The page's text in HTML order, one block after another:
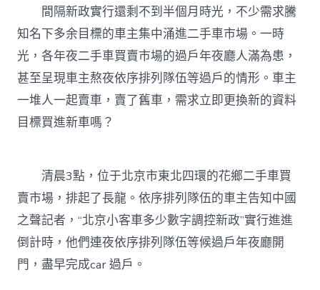
排
列
隊
伍
億
嵐
系
中
間隔新政實行還剩不到半個月時光，不少需求騰
知名下多余目標的車主集中涌進二手車市場。一時
光，各年夜二手車買賣市場的過戶年夜廳人滿為患，
甚至呈現車主熬夜依序排列隊伍等過戶的情形。車主
一堆人一起賣車，賣了舊車，需求立即更換新的資料
目標買進新車嗎？
清晨3點，位于北京市東北四環的花鄉二手車買
賣市場，排起了長龍。依序排列隊伍的車主告知中國
之聲記者，“北京小客車多少數字調控新政”實行進進
倒計時，他們連夜依序排列隊伍等候過戶年夜廳開
門，盡早完成car 過戶。